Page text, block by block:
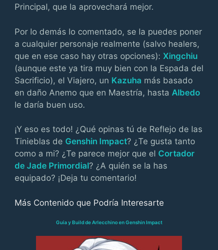
Principal, que la aprovechará mejor.
Por lo demás lo comentado, se la puedes poner
a cualquier personaje realmente (salvo healers,
que en ese caso hay otras opciones): Xingchiu
(aunque este ya tira muy bien con la Espada del
Sacrificio), el Viajero, un Kazuha más basado
en daño Anemo que en Maestría, hasta Albedo
le daría buen uso.
¡Y eso es todo! ¿Qué opinas tú de Reflejo de las
Tinieblas de Genshin Impact? ¿Te gusta tanto
como a mi? ¿Te parece mejor que el Cortador
de Jade Primordial? ¿A quién se la has
equipado? ¡Deja tu comentario!
Más Contenido que Podría Interesarte
Guía y Build de Arlecchino en Genshin Impact